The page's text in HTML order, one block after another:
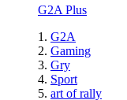
G2A Plus
G2A
Gaming
Gry
Sport
art of rally